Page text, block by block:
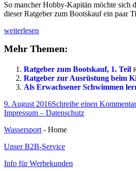
So mancher Hobby-Kapitän möchte sich
dieser Ratgeber zum Bootskauf ein paar
Ratgeber
Bootskauf,
weiterlesen
Mehr Themen:
Ratgeber zum Bootskauf, 1. Teil
Ratgeber zur Ausrüstung beim
Als Erwachsener Schwimmen
Veröffentlicht
am
9. August 2016Schreibe einen Kommentar
Impressum – Datenschutz
Wassersport - Home
Unser B2B-Service
Info für Werbekunden